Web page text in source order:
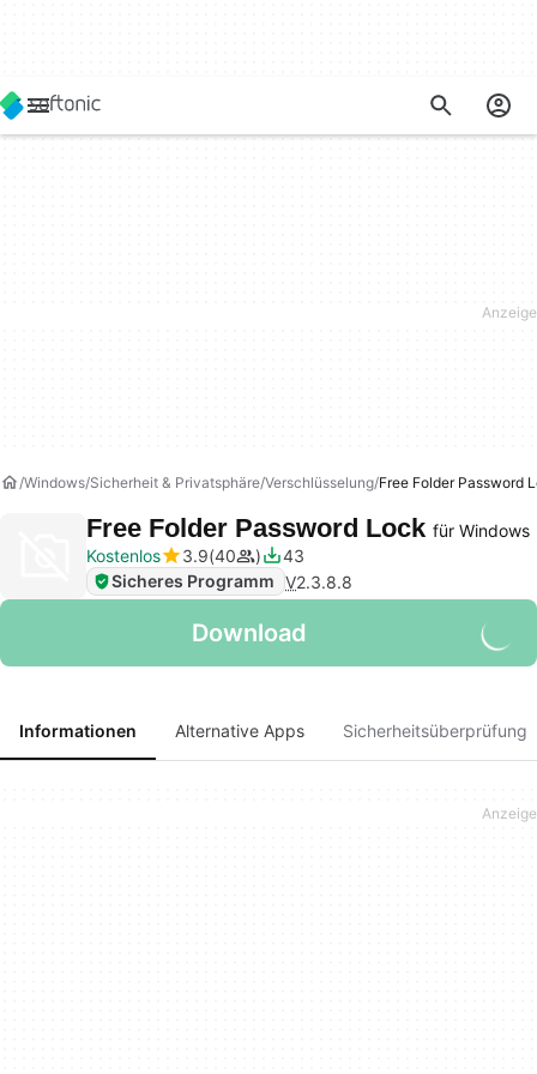
Windows Sicherheit & Privatsphäre Verschlüsselung Free Folder Password
Free Folder Password Lock für Windows
Kostenlos
3.9 40
43
Sicheres Programm V2.3.8.8
Download
Informationen Alternative Apps Sicherheitsüberprüfung